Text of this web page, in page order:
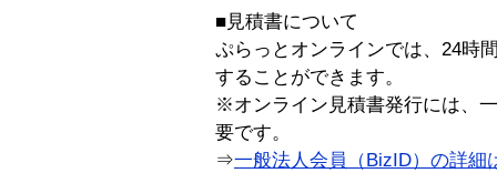
■見積書について
ぷらっとオンラインでは、24時
することができます。
※オンライン見積書発行には、
要です。
⇒一般法人会員（BizID）の詳細